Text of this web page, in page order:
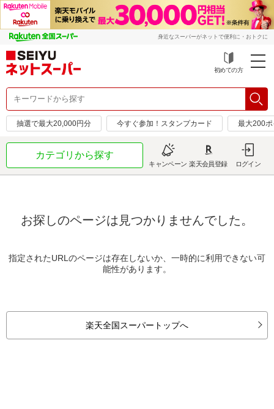
身近なスーパーがネットで便利に・おトクに
初めての方
抽選で最大20,000円分 今すぐ参加！スタンプカード 最大200
カテゴリから探す
キャンペーン 楽天会員登録 ログイン
お探しのページは見つかりませんでした。
指定されたURLのページは存在しないか、一時的に利用できない可
能性があります。
楽天全国スーパートップへ